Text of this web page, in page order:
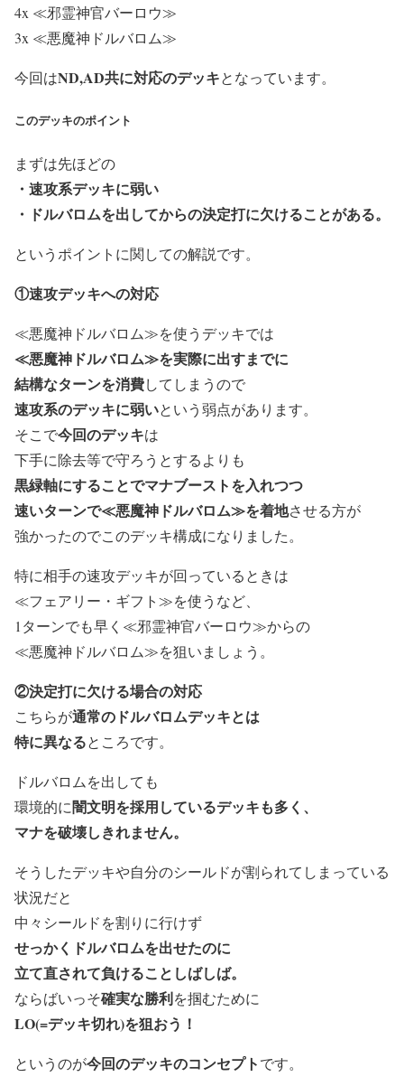
4x ≪邪霊神官バーロウ≫
3x ≪悪魔神ドルバロム≫
今回はND,AD共に対応のデッキとなっています。
このデッキのポイント
まずは先ほどの
・ 速攻系デッキに弱い
・ ドルバロムを出してからの決定打に欠けることがある。
というポイントに関しての解説です。
①速攻デッキへの対応
≪悪魔神ドルバロム≫を使うデッキでは
≪悪魔神ドルバロム≫を実際に出すまでに
結構なターンを消費してしまうので
速攻系のデッキに弱いという弱点があります。
そこで今回のデッキは
下手に除去等で守ろうとするよりも
黒緑軸にすることでマナブーストを入れつつ
速いターンで≪悪魔神ドルバロム≫を着地させる方が
強かったのでこのデッキ構成になりました。
特に相手の速攻デッキが回っているときは
≪フェアリー・ギフト≫を使うなど、
1ターンでも早く≪邪霊神官バーロウ≫からの
≪悪魔神ドルバロム≫を狙いましょう。
②決定打に欠ける場合の対応
こちらが通常のドルバロムデッキとは
特に異なるところです。
ドルバロムを出しても
環境的に闇文明を採用しているデッキも多く、
マナを破壊しきれません。
そうしたデッキや自分のシールドが割られてしまっている
状況だと
中々シールドを割りに行けず
せっかく ドルバロムを出せたのに
立て直されて負けることしばしば。
ならばいっそ確実な勝利を掴むために
LO(=デッキ切れ)を狙おう！
というのが今回のデッキのコンセプトです。